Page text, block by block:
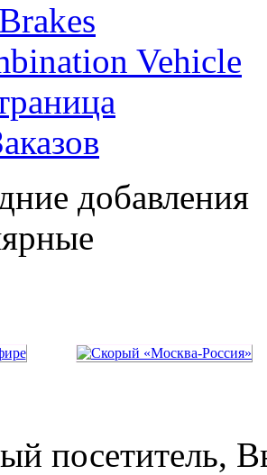
Vehicle
добавления
посетитель,